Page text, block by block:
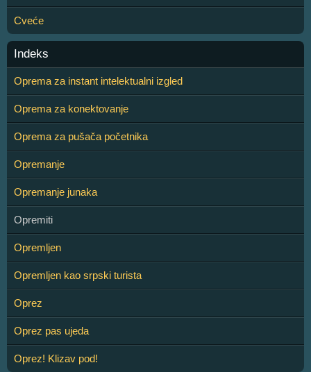
Cveće
Indeks
Oprema za instant intelektualni izgled
Oprema za konektovanje
Oprema za pušača početnika
Opremanje
Opremanje junaka
Opremiti
Opremljen
Opremljen kao srpski turista
Oprez
Oprez pas ujeda
Oprez! Klizav pod!